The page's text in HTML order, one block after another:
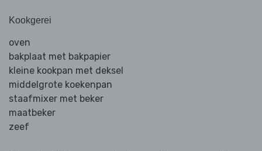
Kookgerei
oven
bakplaat met bakpapier
kleine kookpan met deksel
middelgrote koekenpan
staafmixer met beker
maatbeker
zeef